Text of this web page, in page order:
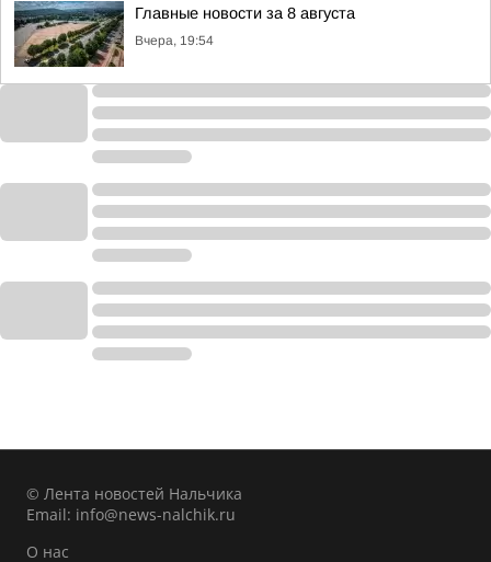
Главные новости за 8 августа
Вчера, 19:54
© Лента новостей Нальчика
Email: info@news-nalchik.ru
О нас